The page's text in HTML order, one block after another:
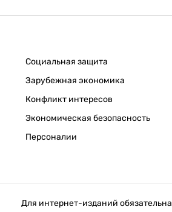
Социальная защита
Зарубежная экономика
Конфликт интересов
Экономическая безопасность
Персоналии
Для интернет-изданий обязательна